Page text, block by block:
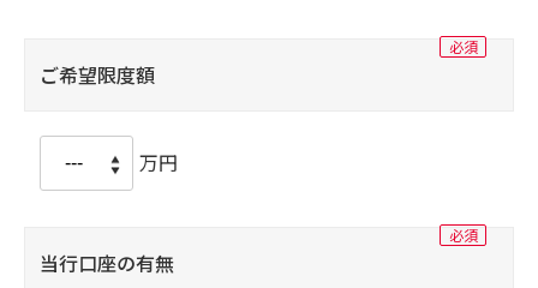
ご希望限度額
万円
当行口座の有無